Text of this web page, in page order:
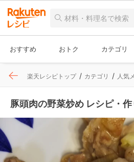
おすすめ おトク カテゴリ
楽天レシピトップ カテゴリ 人気
豚頭肉の野菜炒め レシピ・